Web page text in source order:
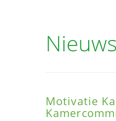
Nieuws
Motivatie